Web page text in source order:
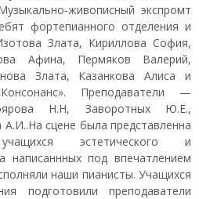
живописный экспромт
фортепианного отделения и
Злата, Кириллова София,
Афина, Пермяков Валерий,
Злата, Казанкова Алиса и
Преподаватели —
Н.Н, Заворотных Ю.Е.,
сцене была представленна
эстетического и
написаннных под впечатлением
наши пианисты. Учащихся
подготовили преподаватели